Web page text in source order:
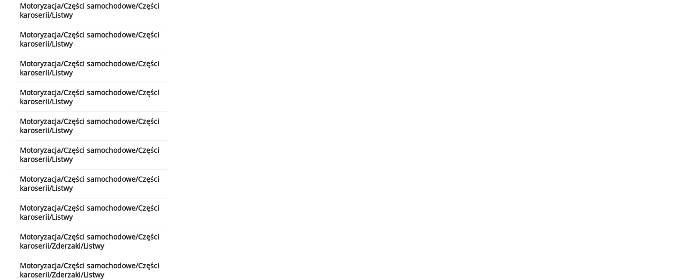
Motoryzacja/Części samochodowe/Części
karoserii/Listwy
Motoryzacja/Części samochodowe/Części
karoserii/Listwy
Motoryzacja/Części samochodowe/Części
karoserii/Listwy
Motoryzacja/Części samochodowe/Części
karoserii/Listwy
Motoryzacja/Części samochodowe/Części
karoserii/Listwy
Motoryzacja/Części samochodowe/Części
karoserii/Listwy
Motoryzacja/Części samochodowe/Części
karoserii/Listwy
Motoryzacja/Części samochodowe/Części
karoserii/Listwy
Motoryzacja/Części samochodowe/Części
karoserii/Zderzaki/Listwy
Motoryzacja/Części samochodowe/Części
karoserii/Zderzaki/Listwy